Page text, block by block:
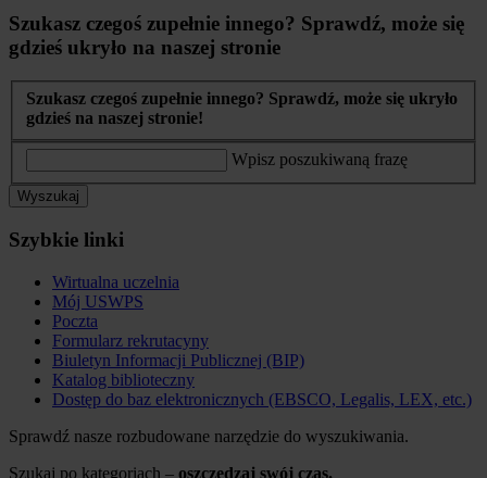
Szukasz czegoś zupełnie innego? Sprawdź, może się
gdzieś ukryło na naszej stronie
Szukasz czegoś zupełnie innego? Sprawdź, może się ukryło
gdzieś na naszej stronie!
Wpisz poszukiwaną frazę
Wyszukaj
Szybkie linki
Wirtualna uczelnia
Mój USWPS
Poczta
Formularz rekrutacyny
Biuletyn Informacji Publicznej (BIP)
Katalog biblioteczny
Dostęp do baz elektronicznych (EBSCO, Legalis, LEX, etc.)
Sprawdź nasze rozbudowane narzędzie do wyszukiwania.
Szukaj po kategoriach – oszczędzaj swój czas.